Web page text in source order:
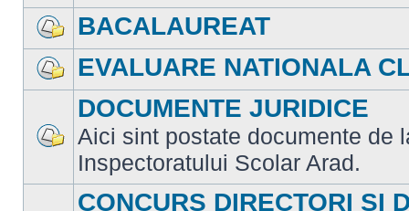
mesaje
necitite
mesaje
necitite
BACALAUREAT
mesaje
necitite
EVALUARE NATIONALA
sunt
mesaje
necitite
DOCUMENTE JURIDICE
Aici sint postate documente de
Inspectoratului Scolar Arad.
CONCURS DIRECTORI ȘI